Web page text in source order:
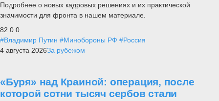
Подробнее о новых кадровых решениях и их практической
значимости для фронта в нашем материале.
82 0 0
#Владимир Путин #Минобороны РФ #Россия
4 августа 2026За рубежом
«Буря» над Краиной: операция, после
которой сотни тысяч сербов стали